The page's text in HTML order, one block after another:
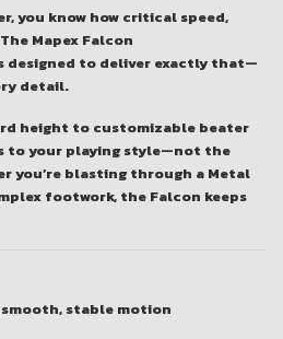
you know how critical speed,
Mapex Falcon
designed to deliver exactly that—
detail.
height to customizable beater
toyour playing style—not the
you’re blasting through a Metal
footwork, the Falcon keeps
stable motion